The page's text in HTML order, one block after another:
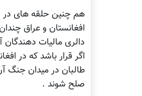
هم چنین حلقه های در
افغانستان و عراق
دالری مالیات
اگر قرار باشد که در
طالبان در میدان جنگ آن
صلح شوند .